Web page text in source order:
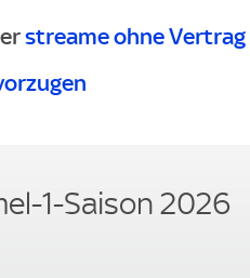
streame ohne Vertrag
1-Saison 2026